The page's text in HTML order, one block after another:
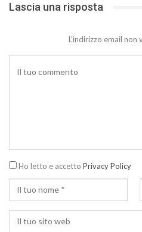
Lascia una risposta
L'indirizzo email non
Ho letto e accetto Privacy Policy